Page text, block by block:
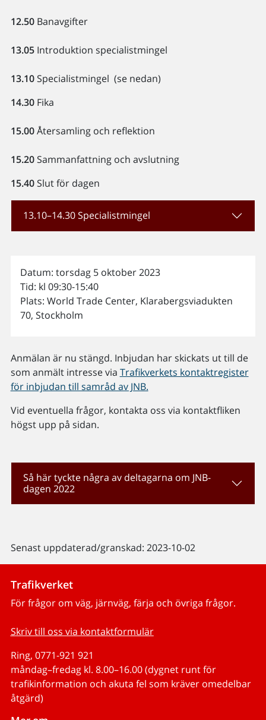
12.50Banavgifter
13.05Introduktion specialistmingel
13.10Specialistmingel (se nedan)
14.30Fika
15.00Återsamling och reflektion
15.20Sammanfattning och avslutning
15.40Slut för dagen
13.10–14.30 Specialistmingel
Datum: torsdag 5 oktober 2023
Tid: kl 09:30-15:40
Plats: World Trade Center, Klarabergsviadukten
70, Stockholm
Anmälan är nu stängd. Inbjudan har skickats ut till de
som anmält intresse via Trafikverkets kontaktregister
för inbjudan till samråd av JNB.
Vid eventuella frågor, kontakta oss via kontaktfliken
högst upp på sidan.
Så här tyckte några av deltagarna om JNB-
dagen 2022
Senast uppdaterad/granskad: 2023-10-02
Trafikverket
För frågor om väg, järnväg, färja och övriga frågor.
Skriv till oss via kontaktformulär
Ring, 0771-921 921
måndag–fredag kl. 8.00–16.00 (dygnet runt för
trafikinformation och akuta fel som kräver omedelbar
åtgärd)